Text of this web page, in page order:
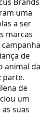
uma
a ser
marcas
de
animal da
parte.
de
um
suas